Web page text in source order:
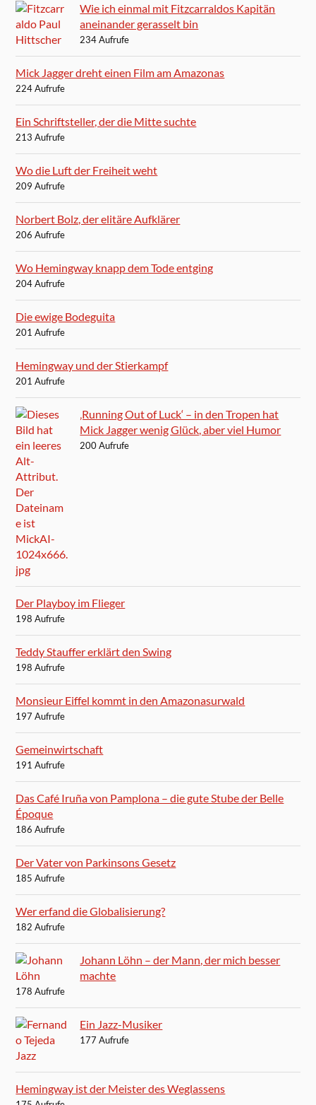
Wie ich einmal mit Fitzcarraldos Kapitän
aneinander gerasselt bin
234 Aufrufe
Mick Jagger dreht einen Film am Amazonas
224 Aufrufe
Ein Schriftsteller, der die Mitte suchte
213 Aufrufe
Wo die Luft der Freiheit weht
209 Aufrufe
Norbert Bolz, der elitäre Aufklärer
206 Aufrufe
Wo Hemingway knapp dem Tode entging
204 Aufrufe
Die ewige Bodeguita
201 Aufrufe
Hemingway und der Stierkampf
201 Aufrufe
‚Running Out of Luck‘ – in den Tropen hat
Mick Jagger wenig Glück, aber viel Humor
200 Aufrufe
Der Playboy im Flieger
198 Aufrufe
Teddy Stauffer erklärt den Swing
198 Aufrufe
Monsieur Eiffel kommt in den Amazonasurwald
197 Aufrufe
Gemeinwirtschaft
191 Aufrufe
Das Café Iruña von Pamplona – die gute Stube der Belle
Époque
186 Aufrufe
Der Vater von Parkinsons Gesetz
185 Aufrufe
Wer erfand die Globalisierung?
182 Aufrufe
Johann Löhn – der Mann, der mich besser
machte
178 Aufrufe
Ein Jazz-Musiker
177 Aufrufe
Hemingway ist der Meister des Weglassens